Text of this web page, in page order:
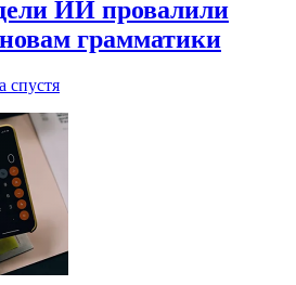
ИИ провалили
грамматики
спустя